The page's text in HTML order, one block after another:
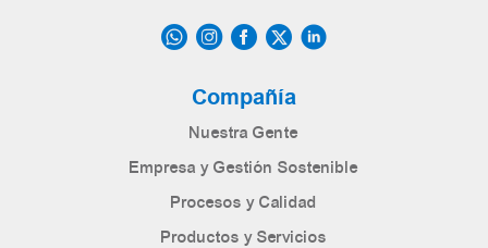
Compañía
Nuestra Gente
Empresa y Gestión Sostenible
Procesos y Calidad
Productos y Servicios